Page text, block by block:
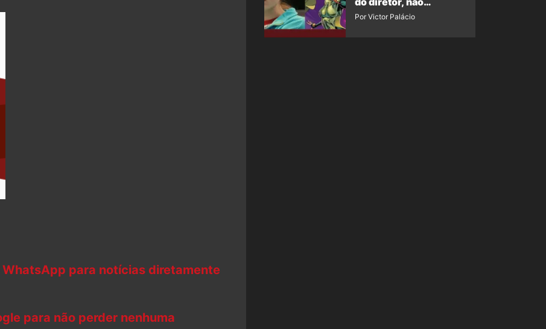
WhatsApp para notícias diretamente
para não perder nenhuma
imposição da Marvel
Por Victor Palácio